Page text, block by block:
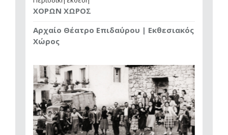
ΧΟΡΩΝ ΧΩΡΟΣ
Αρχαίο Θέατρο Επιδαύρου | Εκθεσιακός
Χώρος